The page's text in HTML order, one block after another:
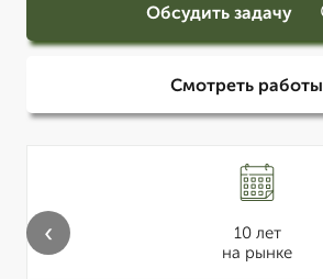
Обсудить задачу
Смотреть работы
10 лет
на рынке
‹